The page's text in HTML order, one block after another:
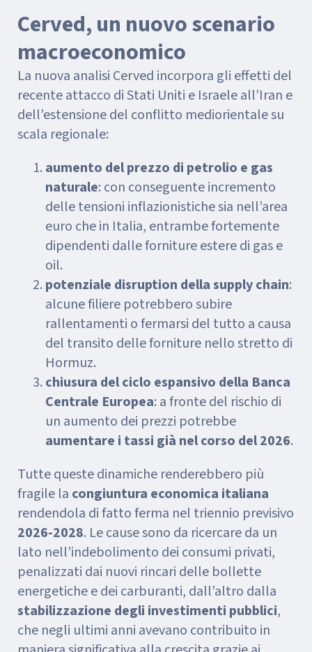
Cerved, un nuovo scenario
macroeconomico
La nuova analisi Cerved incorpora gli effetti del
recente attacco di Stati Uniti e Israele all’Iran e
dell’estensione del conflitto mediorientale su
scala regionale:
aumento del prezzo di petrolio e gas
naturale: con conseguente incremento
delle tensioni inflazionistiche sia nell’area
euro che in Italia, entrambe fortemente
dipendenti dalle forniture estere di gas e
oil.
potenziale disruption della supply chain:
alcune filiere potrebbero subire
rallentamenti o fermarsi del tutto a causa
del transito delle forniture nello stretto di
Hormuz.
chiusura del ciclo espansivo della Banca
Centrale Europea: a fronte del rischio di
un aumento dei prezzi potrebbe
aumentare i tassi già nel corso del 2026.
Tutte queste dinamiche renderebbero più
fragile la congiuntura economica italiana
rendendola di fatto ferma nel triennio previsivo
2026-2028. Le cause sono da ricercare da un
lato nell’indebolimento dei consumi privati,
penalizzati dai nuovi rincari delle bollette
energetiche e dei carburanti, dall’altro dalla
stabilizzazione degli investimenti pubblici,
che negli ultimi anni avevano contribuito in